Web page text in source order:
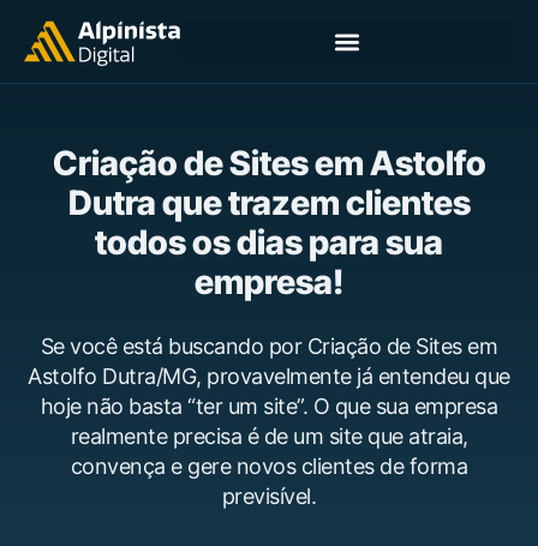
Criação de Sites em Astolfo
Dutra que trazem clientes
todos os dias para sua
empresa!
Se você está buscando por Criação de Sites em
Astolfo Dutra/MG, provavelmente já entendeu que
hoje não basta “ter um site”. O que sua empresa
realmente precisa é de um site que atraia,
convença e gere novos clientes de forma
previsível.